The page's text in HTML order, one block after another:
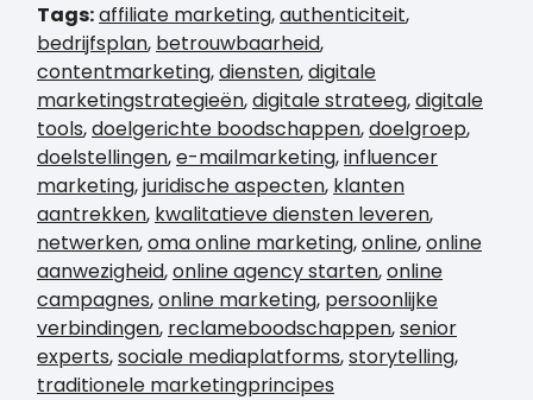
Tags:affiliate marketing,authenticiteit,
bedrijfsplan, betrouwbaarheid,
contentmarketing,diensten,digitale
marketingstrategieën,digitale strateeg,digitale
tools,doelgerichte boodschappen,doelgroep,
doelstellingen,e-mailmarketing,influencer
marketing,juridische aspecten, klanten
aantrekken, kwalitatieve diensten leveren,
netwerken,oma online marketing,online,online
aanwezigheid,online agency starten,online
campagnes,online marketing, persoonlijke
verbindingen, reclameboodschappen,senior
experts,sociale mediaplatforms,storytelling,
traditionele marketingprincipes